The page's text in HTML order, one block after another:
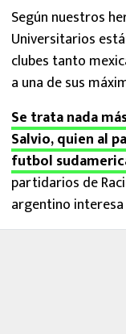
Según nuestros
Universitarios
clubes tanto
a una de sus
Se trata nada
Salvio, quien al
futbol
partidarios de
argentino interesa